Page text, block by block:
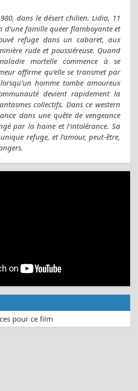
dans le désert chilien. Lidia, 11
d’une famille queer flamboyante et
refuge dans un cabaret, aux
rude et poussiéreuse. Quand
mortelle commence à se
affirme qu’elle se transmet par
homme tombe amoureux
devient rapidement la
collectifs. Dans ce western
dans une quête de vengeance
par la haine et l’intolérance. Sa
refuge, et l’amour, peut-être,
pour ce film